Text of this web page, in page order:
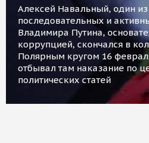
Алексей Навальный, один
последовательных и
Владимира Путина,
коррупцией, скончался в
Полярным кругом 16
отбывал там наказание по
политических статей